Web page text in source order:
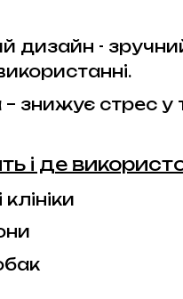
дизайн -
знижує стрес у
і де